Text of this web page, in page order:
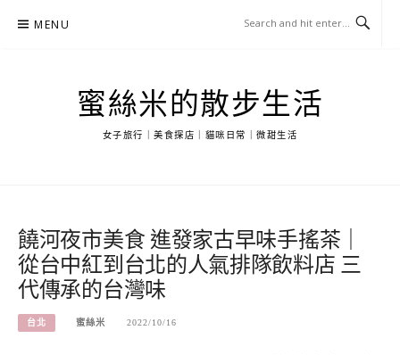
MENU
蜜絲米的散步生活
女子旅行｜美食探店｜貓咪日常｜微甜生活
饒河夜市美食 進發家古早味手搖茶｜
從台中紅到台北的人氣排隊飲料店 三
代傳承的台灣味
台北 蜜絲米 2022/10/16